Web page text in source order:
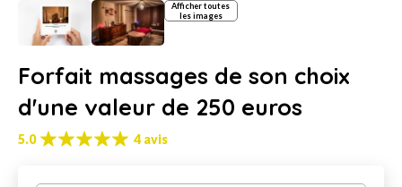
Afficher toutes
les images
Forfait massages de son choix
d'une valeur de 250 euros
5.0 4 avis